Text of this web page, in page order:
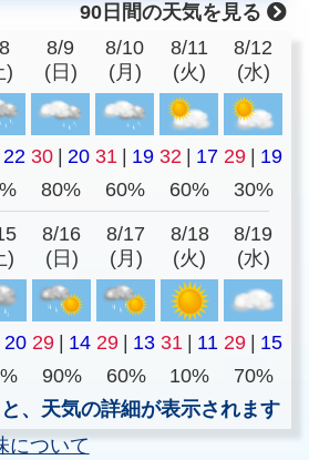
90日間の天気を見る
)
8/9
(日)
8/10
(月)
8/11
(火)
8/12
(水)
22 30 | 20 31 | 19 32 | 17 29 | 19
80% 60% 60% 30%
)
8/16
(日)
8/17
(月)
8/18
(火)
8/19
(水)
20 29 | 14 29 | 13 31 | 11 29 | 15
90% 60% 10%
70%
、天気の詳細が表示されます
について